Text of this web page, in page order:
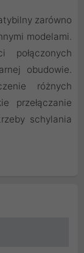
zarówno
modelami.
obudowie.
różnych
przełączanie
schylania